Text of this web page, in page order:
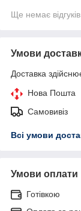
Ще немає
Умови
Доставка
Нова Пошта
Самовивіз
Всі умови
Умови оплати
Готівкою